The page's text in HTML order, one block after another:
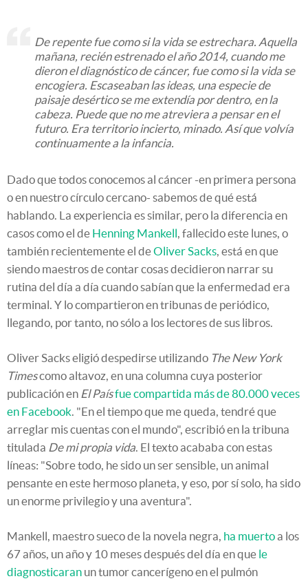
De repente fue como si la vida se estrechara. Aquella
mañana, recién estrenado el año 2014, cuando me
dieron el diagnóstico de cáncer, fue como si la vida se
encogiera. Escaseaban las ideas, una especie de
paisaje desértico se me extendía por dentro, en la
cabeza. Puede que no me atreviera a pensar en el
futuro. Era territorio incierto, minado. Así que volvía
continuamente a la infancia.
Dado que todos conocemos al cáncer -en primera persona
o en nuestro círculo cercano- sabemos de qué está
hablando. La experiencia es similar, pero la diferencia en
casos como el de Henning Mankell , fallecido este lunes, o
también recientemente el deOliver Sacks , está en que
siendo maestros de contar cosas decidieron narrar su
rutina del día a día cuando sabían que la enfermedad era
terminal. Y lo compartieron en tribunas de periódico,
llegando, por tanto, no sólo a los lectores de sus libros.
Oliver Sacks eligió despedirse utilizando The New York
Timescomo altavoz, en una columna cuya posterior
publicación en El Paísfue compartida más de 80.000 veces
en Facebook . "En el tiempo que me queda, tendré que
arreglar mis cuentas con el mundo", escribió en la tribuna
titulada De mi propia vida . El texto acababa con estas
líneas: "Sobre todo, he sido un ser sensible, un animal
pensante en este hermoso planeta, y eso, por sí solo, ha sido
un enorme privilegio y una aventura".
Mankell, maestro sueco de la novela negra, ha muertoa los
67 años, un año y 10 meses después del día en que le
diagnosticaran un tumor cancerígeno en el pulmón